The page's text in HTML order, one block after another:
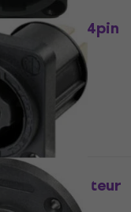
Speaker 4pin
Speakon
Connecteur